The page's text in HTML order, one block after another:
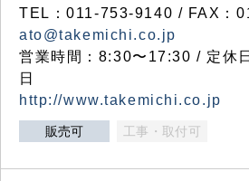
TEL：011-753-9140 / FAX：
ato@takemichi.co.jp
営業時間：8:30〜17:30 / 定休
日
http://www.takemichi.co.jp
販売可 工事・取付可